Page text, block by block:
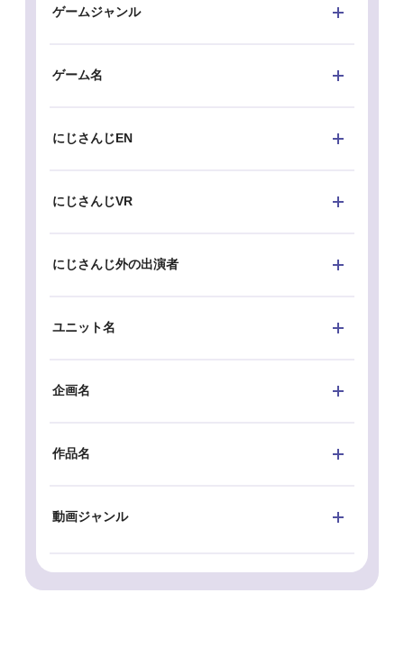
ゲームジャンル
ゲーム名
にじさんじEN
にじさんじVR
にじさんじ外の出演者
ユニット名
企画名
作品名
動画ジャンル